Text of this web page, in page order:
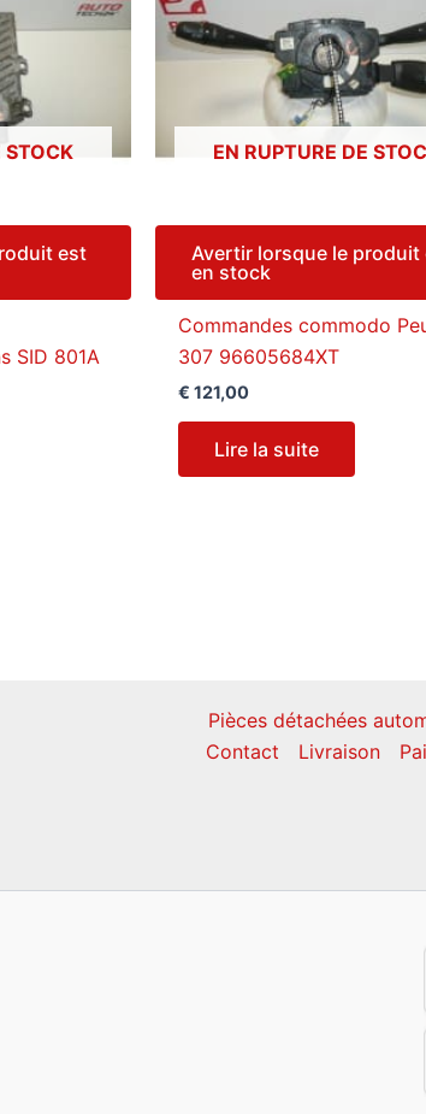
STOCK
est
SID 801A
EN RUPTURE DE
Avertir lorsque le produit
en stock
Commandes commodo
307 96605684XT
€ 121,00
Lire la suite
Pièces détachées
Contact
Livraison